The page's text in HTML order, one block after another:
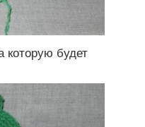
которую будет